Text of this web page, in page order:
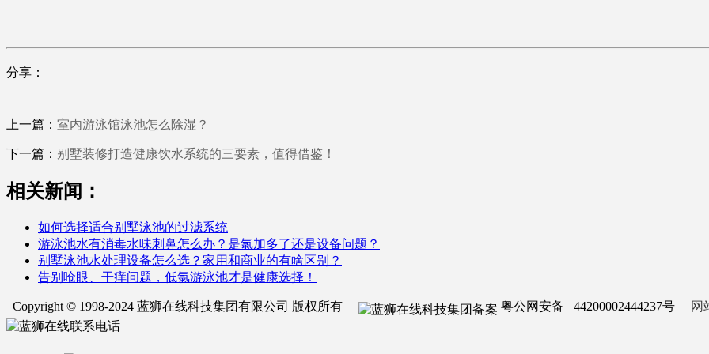
分享：
上一篇： 室内游泳馆泳池怎么除湿？
下一篇： 别墅装修打造健康饮水系统的三要素，值得借鉴！
相关新闻：
如何选择适合别墅泳池的过滤系统
游泳池水有消毒水味刺鼻怎么办？是氯加多了还是设备问题？
别墅泳池水处理设备怎么选？家用和商业的有啥区别？
告别呛眼、干痒问题，低氯游泳池才是健康选择！
Copyright © 1998-2024 蓝狮在线科技集团有限公司 版权所有 粤公网安备 44200002444237号 网